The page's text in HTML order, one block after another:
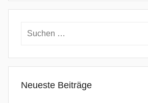
Suchen
Neueste Beiträge